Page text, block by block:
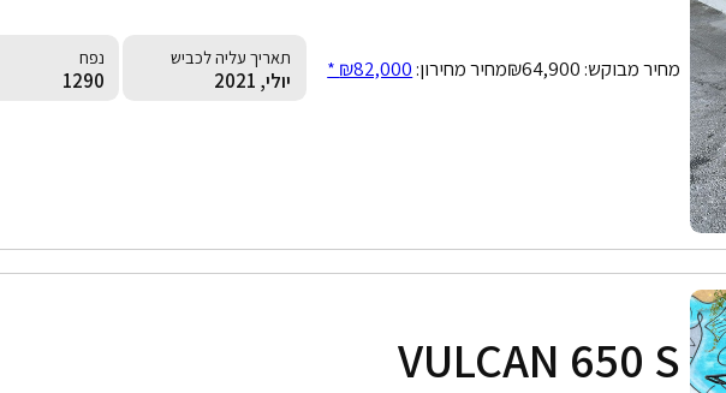
מחיר מבוקש:₪64,900מחיר מחירון:₪82,000 * תאריך עליה לכביש
יולי, 2021
נפח
1290
VULCAN 650 S